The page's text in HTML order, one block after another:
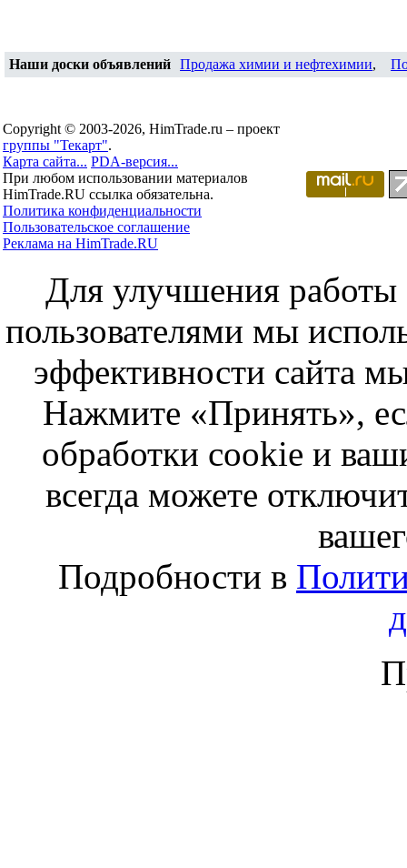
Наши доски объявлений Продажа химии и нефтехимии,
Copyright © 2003-2026, HimTrade.ru – проект
группы "Текарт".
Карта сайта... PDA-версия...
При любом использовании материалов
HimTrade.RU ссылка обязательна.
Политика конфиденциальности
Пользовательское соглашение
Реклама на HimTrade.RU
Для улучшения работы
пользователями мы
эффективности сайта
Нажмите «Принять»,
обработки cookie и
всегда можете
Подробности в